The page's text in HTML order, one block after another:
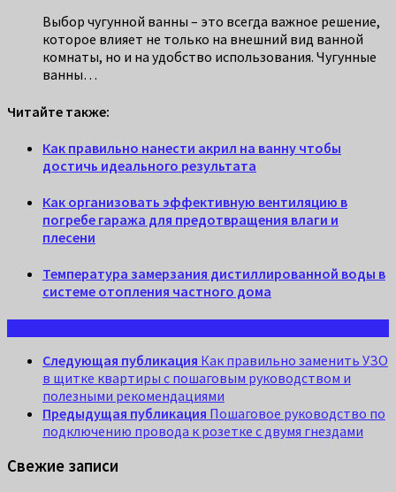
Выбор чугунной ванны – это всегда важное решение,
которое влияет не только на внешний вид ванной
комнаты, но и на удобство использования. Чугунные
ванны…
Читайте также:
Как правильно нанести акрил на ванну чтобы
достичь идеального результата
Как организовать эффективную вентиляцию в
погребе гаража для предотвращения влаги и
плесени
Температура замерзания дистиллированной воды в
системе отопления частного дома
Следующая публикация Как правильно заменить УЗО
в щитке квартиры с пошаговым руководством и
полезными рекомендациями
Предыдущая публикация Пошаговое руководство по
подключению провода к розетке с двумя гнездами
Свежие записи